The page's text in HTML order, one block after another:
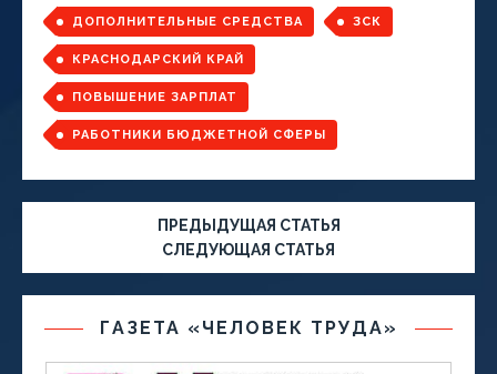
ДОПОЛНИТЕЛЬНЫЕ СРЕДСТВА ЗСК
КРАСНОДАРСКИЙ КРАЙ
ПОВЫШЕНИЕ ЗАРПЛАТ
РАБОТНИКИ БЮДЖЕТНОЙ СФЕРЫ
ПРЕДЫДУЩАЯ СТАТЬЯ
СЛЕДУЮЩАЯ СТАТЬЯ
ГАЗЕТА «ЧЕЛОВЕК ТРУДА»